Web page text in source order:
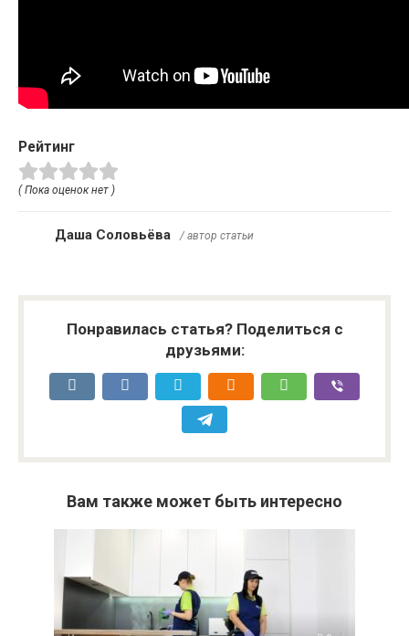
Рейтинг
( Пока оценок нет )
Даша Соловьёва / автор статьи
Понравилась статья? Поделиться с
друзьями:
Вам также может быть интересно